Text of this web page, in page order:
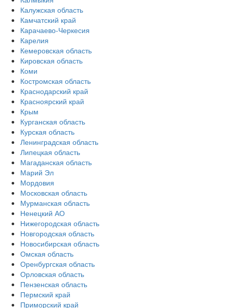
Калужская область
Камчатский край
Карачаево-Черкесия
Карелия
Кемеровская область
Кировская область
Коми
Костромская область
Краснодарский край
Красноярский край
Крым
Курганская область
Курская область
Ленинградская область
Липецкая область
Магаданская область
Марий Эл
Мордовия
Московская область
Мурманская область
Ненецкий АО
Нижегородская область
Новгородская область
Новосибирская область
Омская область
Оренбургская область
Орловская область
Пензенская область
Пермский край
Приморский край